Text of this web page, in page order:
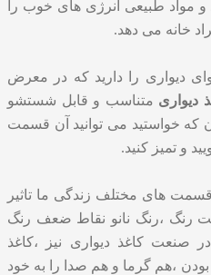
مواد طبیعی انرژی های خوب را
خانه می دهد.
دیواری را دارید که در معرض
دیواریمتناسب و قابل شستشو
که خواستید می توانید آن قسمت
و تمیز کنید.
های مختلف زندگی ما تاثیر
رنگ ،رنگ نانو نقاط ضعف رنگ
صنعت کاغذ دیواری نیز ،کاغذ
،هم گرما و هم صدا را به خود